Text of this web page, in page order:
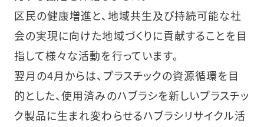
区民の健康増進と、地域共生及び持続可能な社
会の実現に向けた地域づくりに貢献することを目
指して様々な活動を行っています。
翌月の4月からは、プラスチックの資源循環を目
的とした、使用済みのハブラシを新しいプラスチッ
ク製品に生まれ変わらせるハブラシリサイクル活